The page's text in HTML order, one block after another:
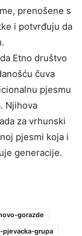
prenošene s
i potvrđuju da
Etno društvo
čuva
pjesmu
Njihova
za vrhunski
pjesmi koja i
generacije.
gorazde
pjevacka-grupa